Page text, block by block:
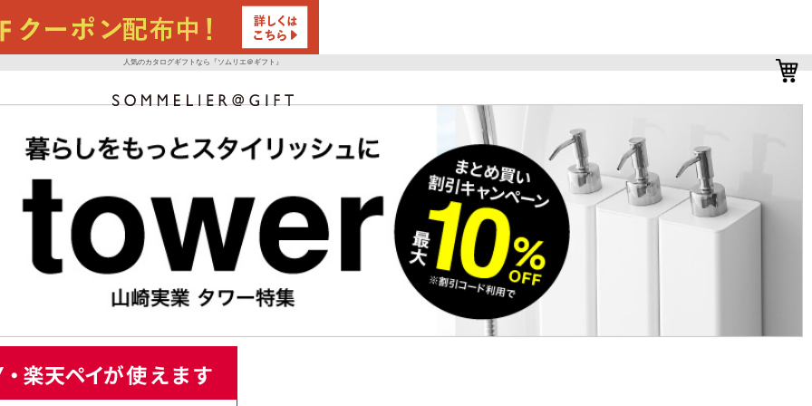
人気のカタログギフトなら『ソムリエ＠ギフト』